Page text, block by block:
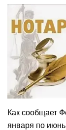
Как сообщает
января по